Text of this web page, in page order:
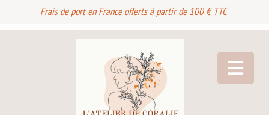
Frais de port en France offerts à partir de 100 € TTC